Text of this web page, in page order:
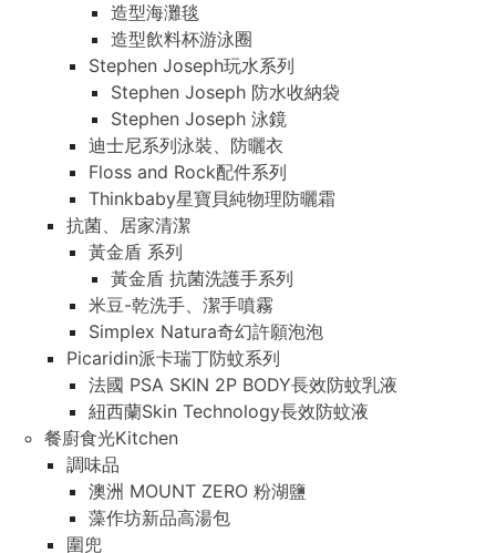
造型海灘毯
造型飲料杯游泳圈
Stephen Joseph玩水系列
Stephen Joseph 防水收納袋
Stephen Joseph 泳鏡
迪士尼系列泳裝、防曬衣
Floss and Rock配件系列
Thinkbaby星寶貝純物理防曬霜
抗菌、居家清潔
黃金盾 系列
黃金盾 抗菌洗護手系列
米豆-乾洗手、潔手噴霧
Simplex Natura奇幻許願泡泡
Picaridin派卡瑞丁防蚊系列
法國 PSA SKIN 2P BODY長效防蚊乳液
紐西蘭Skin Technology長效防蚊液
餐廚食光Kitchen
調味品
澳洲 MOUNT ZERO 粉湖鹽
藻作坊新品高湯包
圍兜